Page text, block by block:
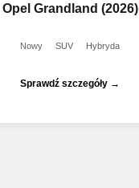
Opel Grandland (2026)
Nowy SUV Hybryda
Sprawdź szczegóły →